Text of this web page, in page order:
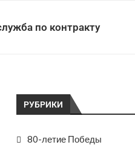
по контракту
РУБРИКИ
80-летие Победы